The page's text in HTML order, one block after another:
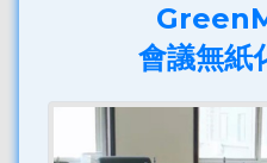
會議無紙